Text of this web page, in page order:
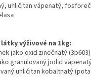
uhličitan vápenatý,
výživové na 1kg:
jako oxid zinečnatý
granulovaný jodid
uhličitan kobaltnatý